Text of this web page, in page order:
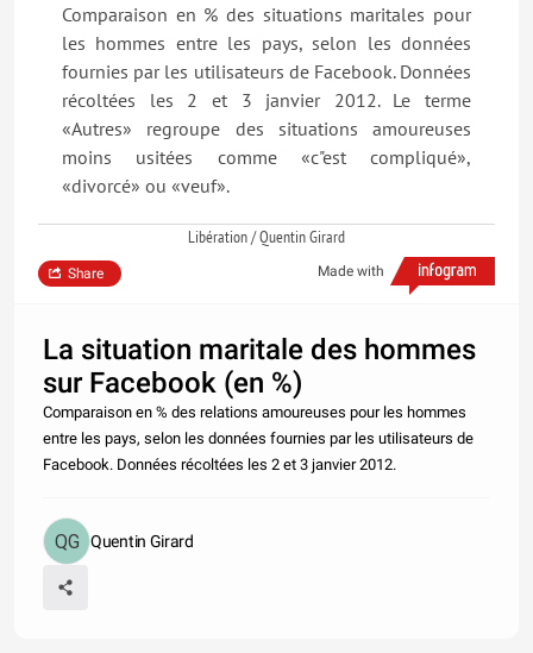
Comparaison en % des situations maritales pour
les hommes entre les pays, selon les données
fournies par les utilisateurs de Facebook. Données
récoltées les 2 et 3 janvier 2012. Le terme
«Autres» regroupe des situations amoureuses
moins usitées comme «c"est compliqué»,
«divorcé» ou «veuf».
Libération / Quentin Girard
Made with
Share
La situation maritale des hommes
sur Facebook (en %)
Comparaison en % des relations amoureuses pour les hommes
entre les pays, selon les données fournies par les utilisateurs de
Facebook. Données récoltées les 2 et 3 janvier 2012.
Quentin Girard